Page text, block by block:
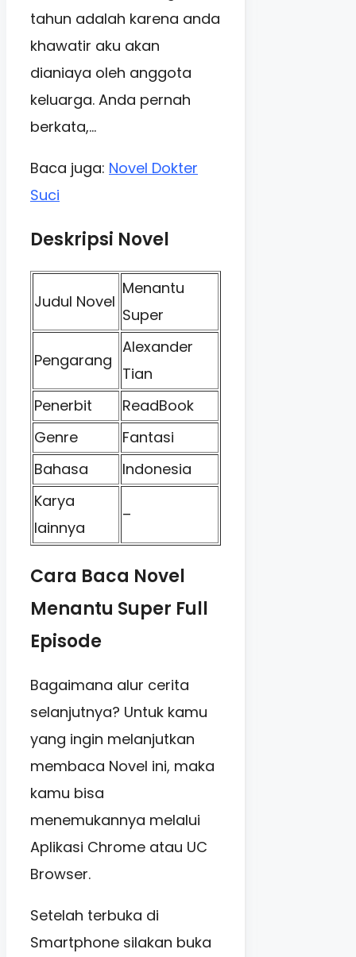
tahun adalah karena anda
khawatir aku akan
dianiaya oleh anggota
keluarga. Anda pernah
berkata,…
Baca juga: Novel Dokter
Suci
Deskripsi Novel
Judul Novel
Menantu
Super
Pengarang
Alexander
Tian
Penerbit
ReadBook
Genre
Fantasi
Bahasa
Indonesia
Karya
lainnya
–
Cara Baca Novel
Menantu Super Full
Episode
Bagaimana alur cerita
selanjutnya? Untuk kamu
yang ingin melanjutkan
membaca Novel ini, maka
kamu bisa
menemukannya melalui
Aplikasi Chrome atau UC
Browser.
Setelah terbuka di
Smartphone silakan buka